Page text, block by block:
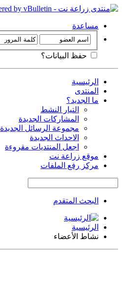
مساعدة
حفظ البيانات؟
الرئيسية
المنتدى
ما الجديد؟
التيار النشط
المشاركات الجديدة
مجموعة الرسائل الجديدة
الاحداث الجديدة
اجعل المنتديات مقروءة
موقع زراعة نت
مركز رفع الملفات
البحث المتقدم
الرئيسية
نشاط الأعضاء